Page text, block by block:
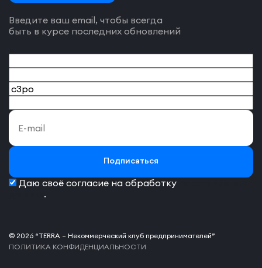
Введите ваш email, чтобы всегда
быть в курсе последних обновлений
Подписаться
Даю своё согласие на обработку
.
© 2026 “TERRA – Некоммерческий клуб предпринимателей”
ПОЛИТИКА КОНФИДЕНЦИАЛЬНОСТИ